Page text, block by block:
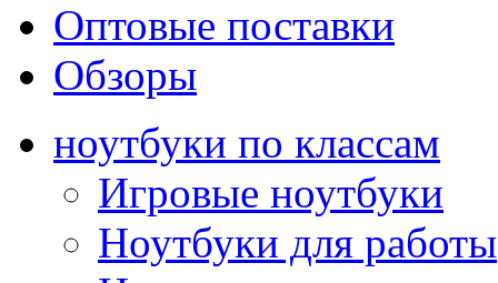
Оптовые поставки
Обзоры
ноутбуки по классам
Игровые ноутбуки
Ноутбуки для работы